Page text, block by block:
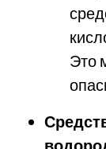
Это